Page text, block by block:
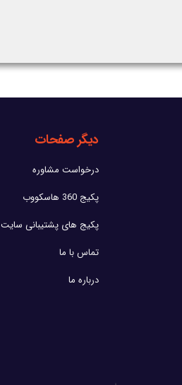
دیگر صفحات
درخواست مشاوره
پکیج 360 هاسکووب
پکیج های پشتیبانی سایت
تماس با ما
درباره ما